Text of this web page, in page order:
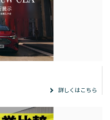
詳しくはこちら